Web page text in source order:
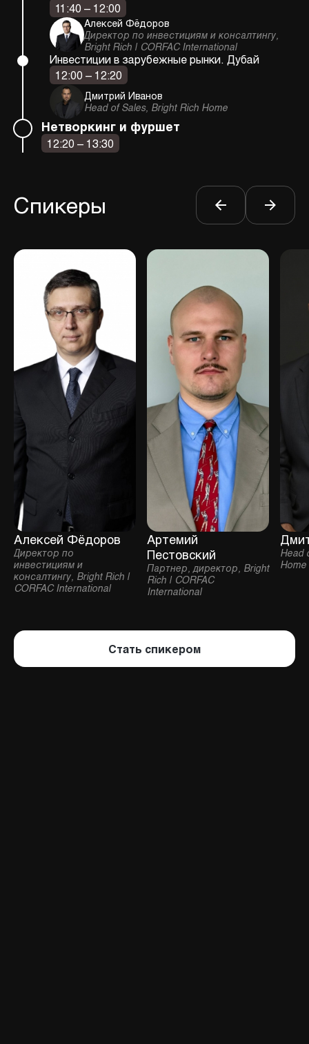
11:40 – 12:00
Алексей Фёдоров
Директор по инвестициям и консалтингу,
Bright Rich | CORFAC International
Инвестиции в зарубежные рынки. Дубай
12:00 – 12:20
Дмитрий Иванов
Head of Sales, Bright Rich Home
Нетворкинг и фуршет
12:20 – 13:30
Спикеры
Алексей Фёдоров
Директор по
инвестициям и
консалтингу, Bright Rich |
CORFAC International
Артемий
Пестовский
Партнер, директор, Bright
Rich | CORFAC
International
Head
Home
Стать спикером